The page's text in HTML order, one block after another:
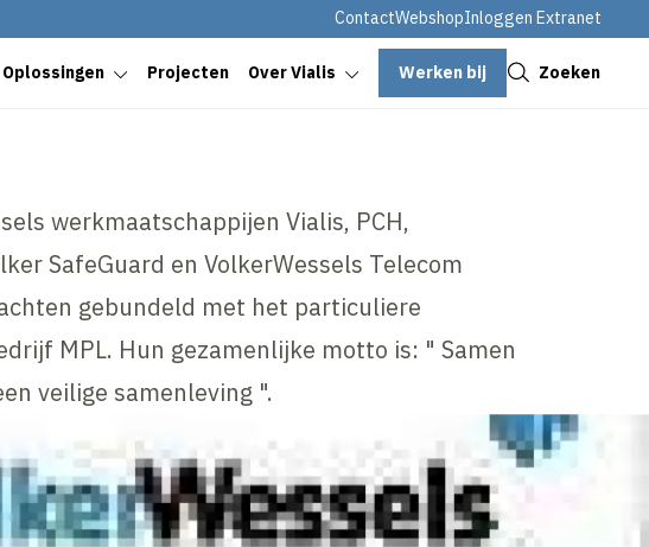
ContactWebshopInloggen Extranet
Oplossingen Projecten Over Vialis Werken bij Zoeken
werkmaatschappijen Vialis, PCH,
SafeGuard en VolkerWessels Telecom
gebundeld met het particuliere
MPL. Hun gezamenlijke motto is: " Samen
veilige samenleving ".
Sluiten